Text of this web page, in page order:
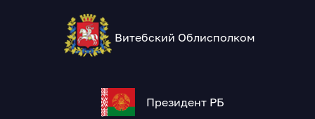
Витебский Облисполком
Президент РБ